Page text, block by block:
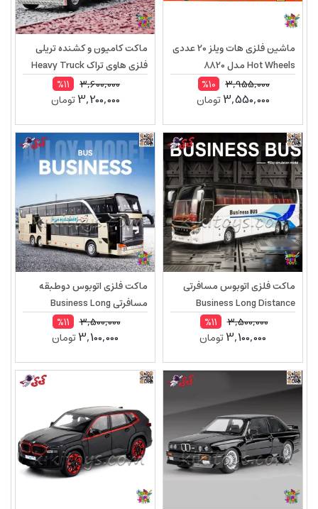
ماشین فلزی هات ویلز 20 عددی
Hot Wheels مدل 8820
3,955,000
%10
3,550,000تومان
ماکت کامیون و کشنده تریلی
فلزی هاوی تراک Heavy Truck
مقیاس 1:243,600,000
%11
3,200,000تومان
ماکت فلزی اتوبوس مسافرتی
Business Long Distance
Decker Bus مقیاس 1:303,500,000
%11
3,100,000تومان
ماکت فلزی اتوبوس دوطبقه
مسافرتی Business Long
Distance Double Decker Bus
مقیاس 1:30
3,500,000
%11
3,100,000تومان